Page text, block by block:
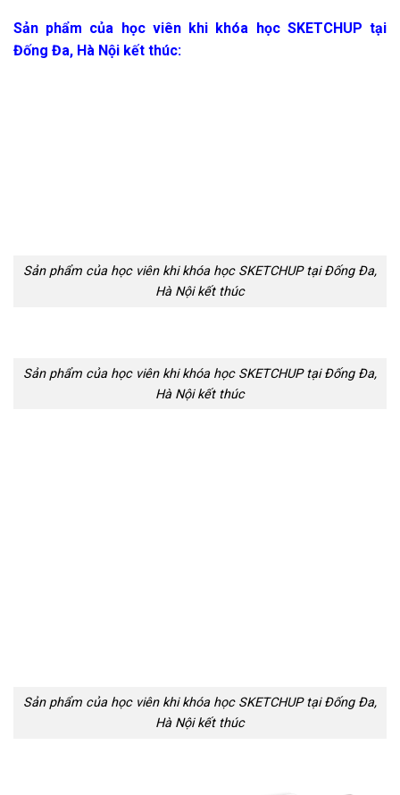
Sản phẩm của học viên khi khóa học SKETCHUP tại
Đống Đa, Hà Nội kết thúc:
Sản phẩm của học viên khi khóa học SKETCHUP tại Đống Đa,
Hà Nội kết thúc
Sản phẩm của học viên khi khóa học SKETCHUP tại Đống Đa,
Hà Nội kết thúc
Sản phẩm của học viên khi khóa học SKETCHUP tại Đống Đa,
Hà Nội kết thúc